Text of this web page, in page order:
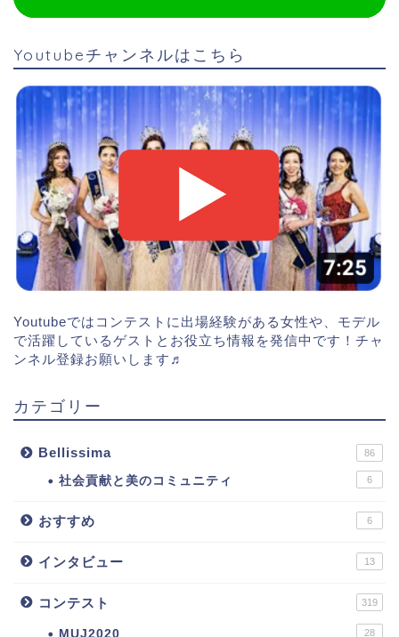
Youtubeチャンネルはこちら
Youtubeではコンテストに出場経験がある女性や、モデル
で活躍しているゲストとお役立ち情報を発信中です！チャ
ンネル登録お願いします♬
カテゴリー
Bellissima 86
社会貢献と美のコミュニティ 6
おすすめ 6
インタビュー 13
コンテスト 319
MUJ2020 28